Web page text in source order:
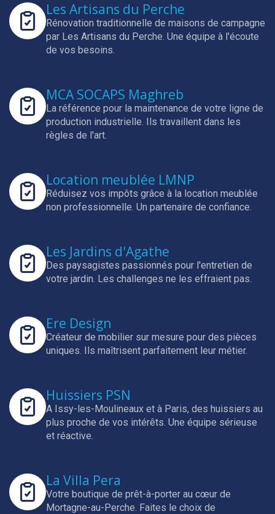
Les Artisans du Perche
Rénovation traditionnelle de maisons de campagne
par Les Artisans du Perche. Une équipe à l'écoute
de vos besoins.
MCA SOCAPS Maghreb
La référence pour la maintenance de votre ligne de
production industrielle. Ils travaillent dans les
règles de l'art.
Location meublée LMNP
Réduisez vos impôts grâce à la location meublée
non professionnelle. Un partenaire de confiance.
Les Jardins d'Agathe
Des paysagistes passionnés pour l'entretien de
votre jardin. Les challenges ne les effraient pas.
Ere Design
Créateur de mobilier sur mesure pour des pièces
uniques. Ils maîtrisent parfaitement leur métier.
Huissiers PSN
A Issy-les-Moulineaux et à Paris, des huissiers au
plus proche de vos intérêts. Une équipe sérieuse
et réactive.
La Villa Pera
Votre boutique de prêt-à-porter au cœur de
Mortagne-au-Perche. Faites le choix de